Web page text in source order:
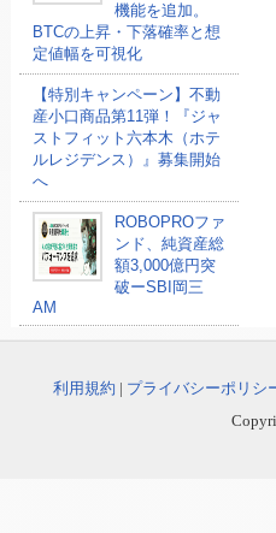
機能を追加。
BTCの上昇・下落確率と想
定値幅を可視化
【特別キャンペーン】不動
産小口商品第11弾！『ジャ
ストフィット六本木（ホテ
ルレジデンス）』募集開始
へ
ROBOPROファ
ンド、純資産総
額3,000億円突
破ーSBI岡三
AM
利用規約 | プライバシーポリシ